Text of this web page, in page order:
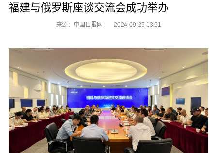
福建与俄罗斯座谈交流会成功举办
来源：中国日报网 2024-09-25 13:51